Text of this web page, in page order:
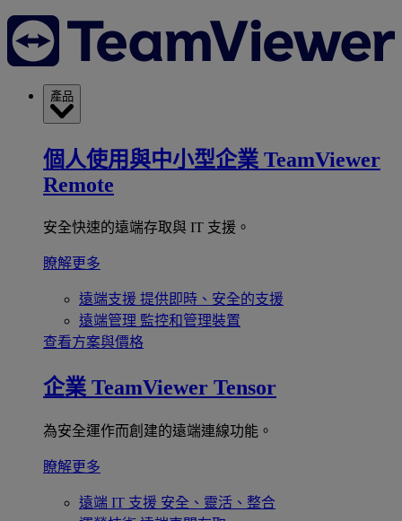
產品
個人使用與中小型企業 TeamViewer
Remote
安全快速的遠端存取與 IT 支援。
瞭解更多
遠端支援 提供即時、安全的支援
遠端管理 監控和管理裝置
查看方案與價格
企業 TeamViewer Tensor
為安全運作而創建的遠端連線功能。
瞭解更多
遠端 IT 支援 安全、靈活、整合